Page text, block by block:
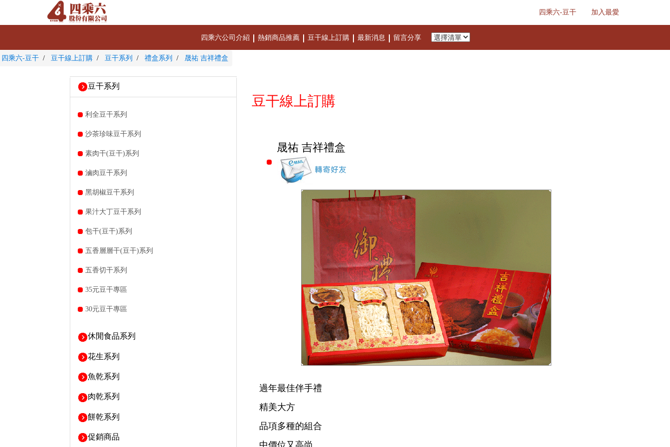
四乘六-豆干 加入最愛
四乘六公司介紹 熱銷商品推薦 豆干線上訂購 最新消息 留言分享
四乘六-豆干 豆干線上訂購 豆干系列 禮盒系列 晟祐 吉祥禮盒
豆干系列
利全豆干系列
沙茶珍味豆干系列
素肉干(豆干)系列
滷肉豆干系列
黑胡椒豆干系列
果汁大丁豆干系列
包干(豆干)系列
五香層層干(豆干)系列
五香切干系列
35元豆干專區
30元豆干專區
休閒食品系列
花生系列
魚乾系列
肉乾系列
餅乾系列
促銷商品
豆干線上訂購
晟祐 吉祥禮盒
過年最佳伴手禮
精美大方
品項多種的組合
中價位又高尚